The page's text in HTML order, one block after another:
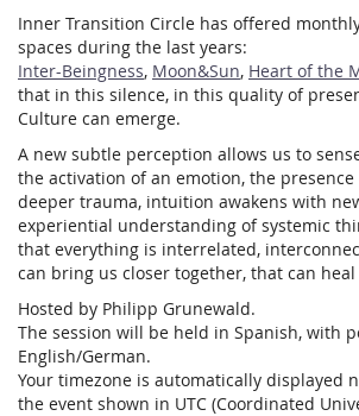
Inner Transition Circle has offered
spaces during the last years:
Inter-Beingness, Moon&Sun, Heart of the
that in this silence, in this quality of
Culture can emerge.
A new subtle perception allows us to
the activation of an emotion, the
deeper trauma, intuition awakens with
experiential understanding of systemic
that everything is interrelated,
can bring us closer together, that can heal
Hosted by Philipp Grunewald.
The session will be held in Spanish, with
English/German.
Your timezone is automatically displayed
the event shown in UTC (Coordinated